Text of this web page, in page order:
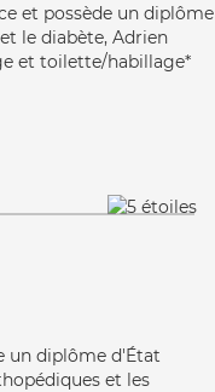
et possède un diplôme
le diabète, Adrien
et toilette/habillage*
un diplôme d'État
et les